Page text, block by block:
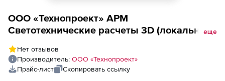
ООО «Технопроект» АРМ
Cветотехнические расчеты 3D (локальная
1 рабочее место
еще
Нет отзывов
Производитель: ООО «Технопроект»
Прайс-лист
Скопировать ссылку